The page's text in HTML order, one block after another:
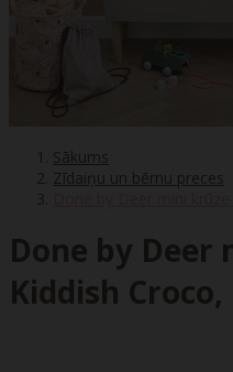
Sākums
Zīdaiņu un bērnu preces
Done by Deer
Kiddish Croco,